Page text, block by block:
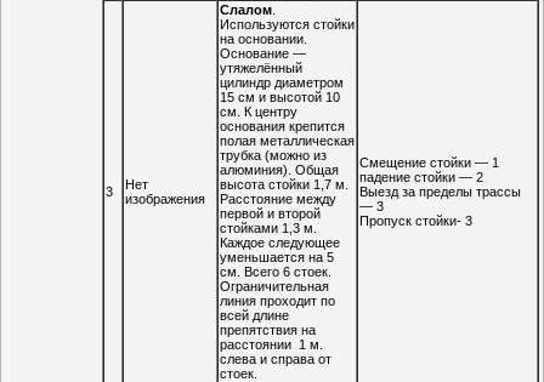
3
Нет
изображения
Слалом
Используются стойки
на основании.
Основание —
утяжелённый
цилиндр диаметром
15 см и высотой 10
см. К центру
основания крепится
полая металлическая
трубка (можно из
алюминия). Общая
высота стойки 1,7 м.
Расстояние между
первой и второй
стойками 1,3 м.
Каждое следующее
уменьшается на 5
см. Всего 6 стоек.
Ограничительная
линия проходит по
всей длине
препятствия на
расстоянии 1 м.
слева и справа от
стоек.
Смещение стойки — 1
падение стойки — 2
Выезд за пределы трассы
— 3
Пропуск стойки- 3